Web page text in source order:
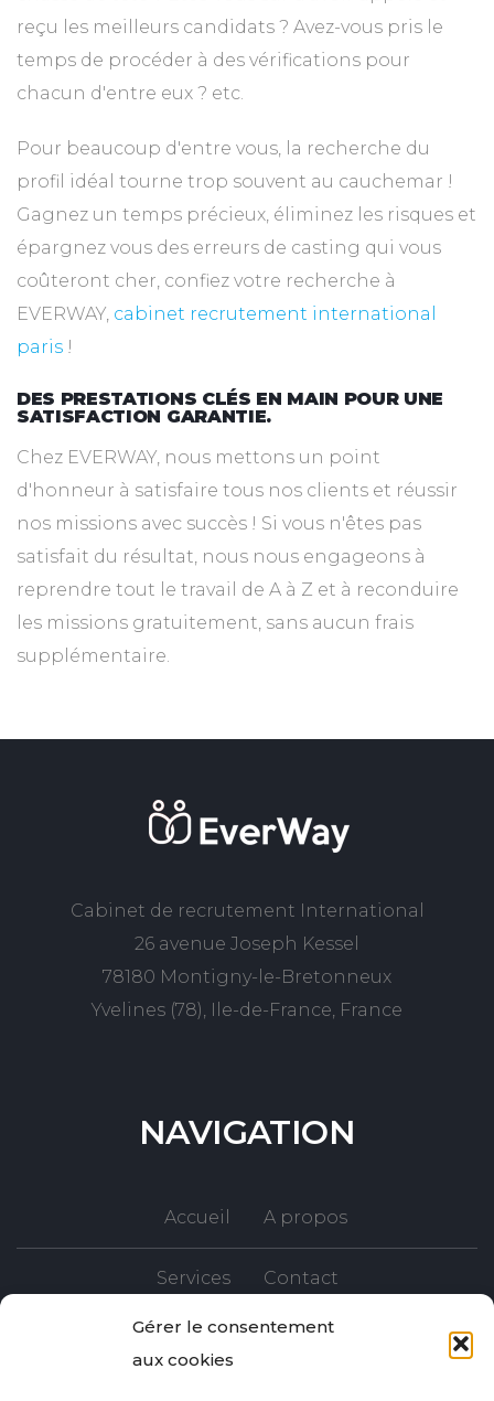
Gérer le consentement
aux cookies
reçu les meilleurs candidats ? Avez-vous pris le
temps de procéder à des vérifications pour
chacun d'entre eux ? etc.
Pour beaucoup d'entre vous, la recherche du
profil idéal tourne trop souvent au cauchemar !
Gagnez un temps précieux, éliminez les risques et
épargnez vous des erreurs de casting qui vous
coûteront cher, confiez votre recherche à
EVERWAY, cabinet recrutement international
paris !
DES PRESTATIONS CLÉS EN MAIN POUR UNE
SATISFACTION GARANTIE.
Chez EVERWAY, nous mettons un point
d'honneur à satisfaire tous nos clients et réussir
nos missions avec succès ! Si vous n'êtes pas
satisfait du résultat, nous nous engageons à
reprendre tout le travail de A à Z et à reconduire
les missions gratuitement, sans aucun frais
supplémentaire.
Cabinet de recrutement International
26 avenue Joseph Kessel
78180 Montigny-le-Bretonneux
Yvelines (78), Ile-de-France, France
NAVIGATION
Accueil A propos
Services Contact